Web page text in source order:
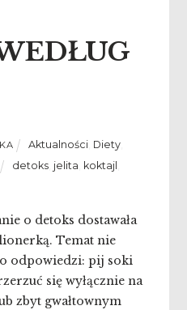
Aktualności Diety
detoks jelita koktajl
o detoks dostawała
Temat nie
odpowiedzi: pij soki
się wyłącznie na
zbyt gwałtownym